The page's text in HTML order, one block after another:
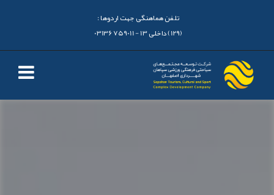
تلفن هماهنگی جهت اردوها :